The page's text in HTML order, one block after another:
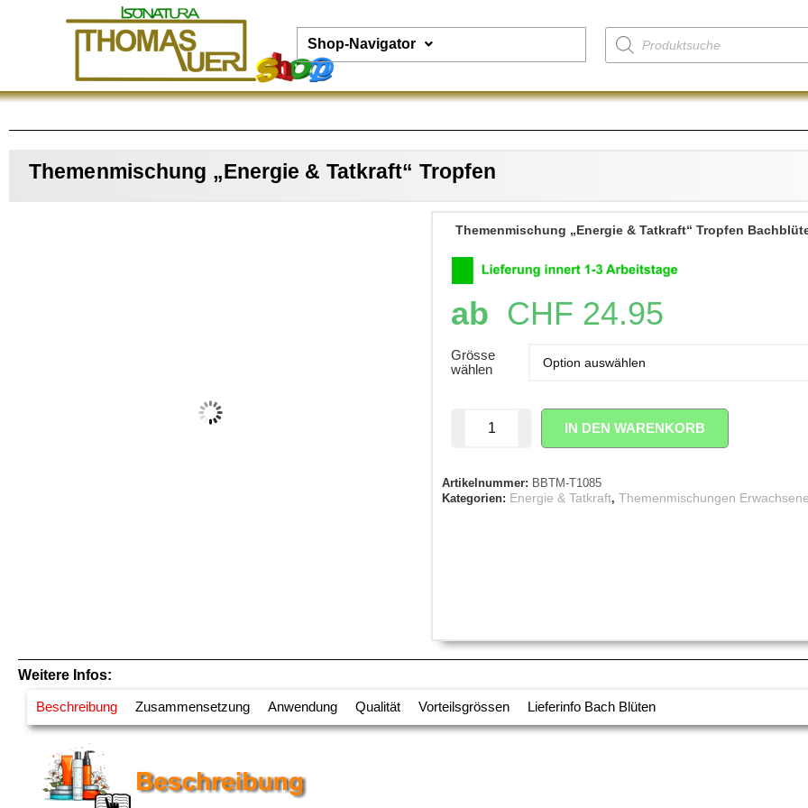
Shop-Navigator
Themenmischung „Energie & Tatkraft“ Tropfen
Themenmischung „Energie & Tatkraft“ Tropfen
ab CHF 24.95
Grösse
wählen
IN DEN WARENKORB
Artikelnummer: BBTM-T1085
Kategorien: Energie & Tatkraft,Themenmischungen
Weitere Infos:
Beschreibung Zusammensetzung Anwendung Qualität Vorteilsgrössen Lieferinfo Bach Blüten